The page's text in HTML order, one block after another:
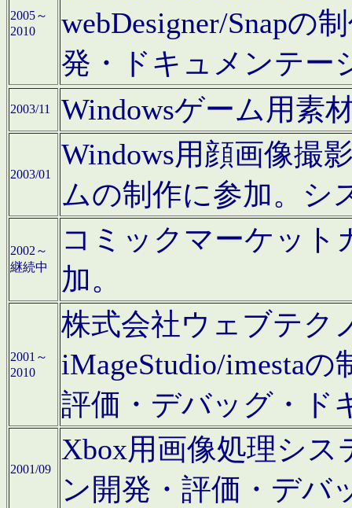
2005～
2010
webDesigner/Snapの
発・ドキュメンテー
2003/11 Windowsゲーム用素
2003/01
Windows用顔画像撮
ムの制作に参加。シ
2002～
継続中
コミックマーケット
加。
2001～
2010
株式会社ウェブテク
iMageStudio/imesta
評価・デバッグ・ド
2001/09
Xbox用画像処理シ
ン開発・評価・デバ